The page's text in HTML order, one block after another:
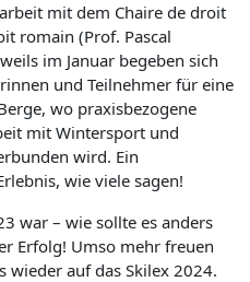
mit dem Chaire de droit
romain (Prof. Pascal
im Januar begeben sich
und Teilnehmer für eine
wo praxisbezogene
mit Wintersport und
wird. Ein
wie viele sagen!
war – wie sollte es anders
Erfolg! Umso mehr freuen
wieder auf das Skilex 2024.